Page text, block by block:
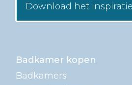
Download het
Badkamer kopen
Badkamers